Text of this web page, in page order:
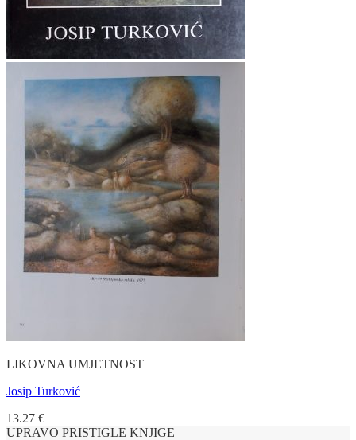
LIKOVNA UMJETNOST
Josip Turković
13.27 €
UPRAVO PRISTIGLE KNJIGE